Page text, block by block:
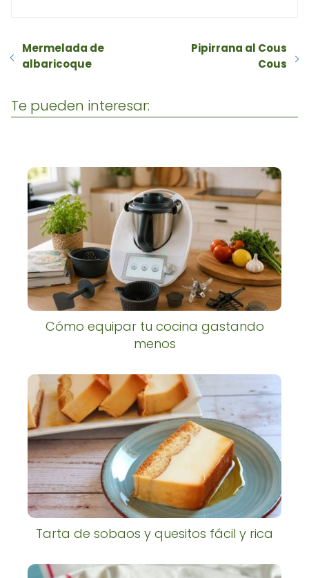
Mermelada de
albaricoque
Pipirrana al Cous
Cous
Te pueden interesar:
Cómo equipar tu cocina gastando
menos
Tarta de sobaos y quesitos fácil y rica